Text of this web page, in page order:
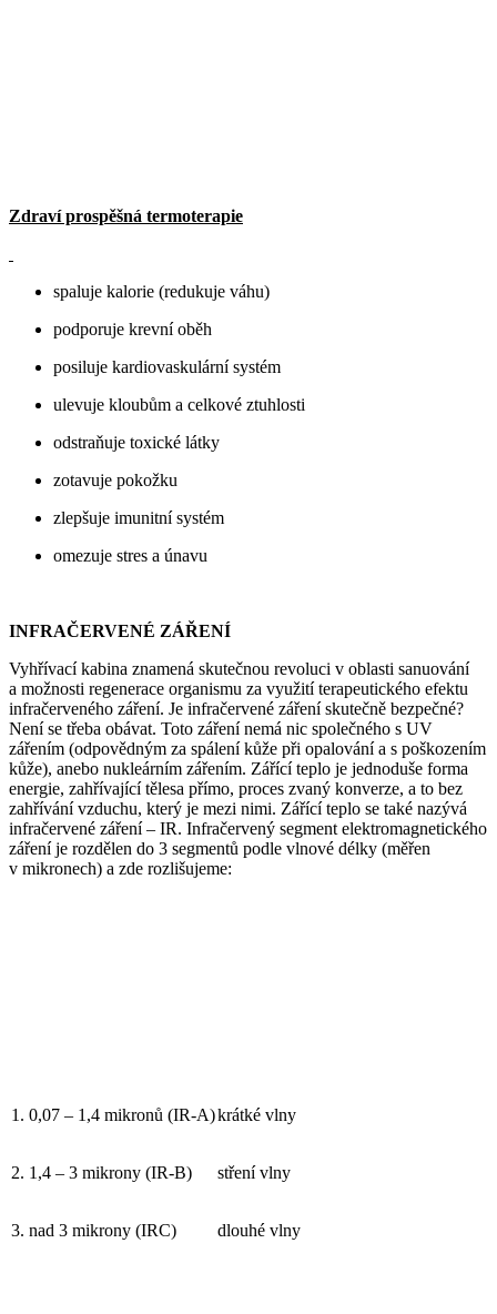
Zdraví prospěšná termoterapie
spaluje kalorie (redukuje váhu)
podporuje krevní oběh
posiluje kardiovaskulární systém
ulevuje kloubům a celkové ztuhlosti
odstraňuje toxické látky
zotavuje pokožku
zlepšuje imunitní systém
omezuje stres a únavu
INFRAČERVENÉ ZÁŘENÍ
Vyhřívací kabina znamená skutečnou revoluci v oblasti sanuování
a možnosti regenerace organismu za využití terapeutického efektu
infračerveného záření. Je infračervené záření skutečně bezpečné?
Není se třeba obávat. Toto záření nemá nic společného s UV
zářením (odpovědným za spálení kůže při opalování a s poškozením
kůže), anebo nukleárním zářením. Zářící teplo je jednoduše forma
energie, zahřívající tělesa přímo, proces zvaný konverze, a to bez
zahřívání vzduchu, který je mezi nimi. Zářící teplo se také nazývá
infračervené záření – IR. Infračervený segment elektromagnetického
záření je rozdělen do 3 segmentů podle vlnové délky (měřen
v mikronech) a zde rozlišujeme:
1. 0,07 – 1,4 mikronů (IR-A)krátké vlny
2. 1,4 – 3 mikrony (IR-B) stření vlny
3. nad 3 mikrony (IRC) dlouhé vlny